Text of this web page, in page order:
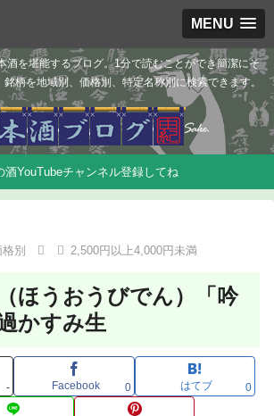
MENU
酒を堪能するブログ。1分で読むことができ簡潔にそ
柄を地域別、価格別、特定名称別に検索できます。
酒YouTubeチャンネル登録してね
格別 2,500円以上4,000円未満
ほうおうびでん）「吟
かすみ生
- Facebook 0 はてブ 0